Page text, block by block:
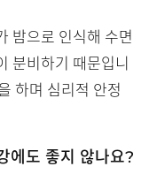
밤으로 인식해 수면
분비하기 때문입니
하며 심리적 안정
에도 좋지 않나요?